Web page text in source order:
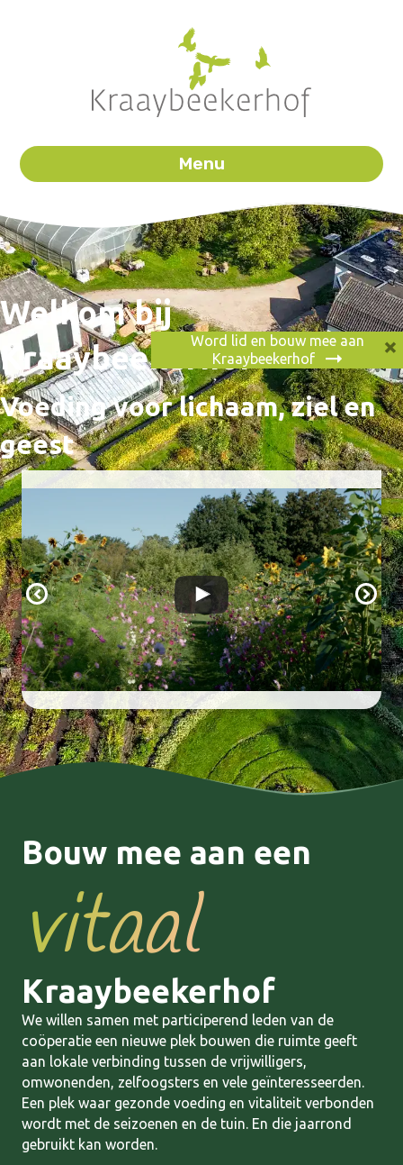
Menu
Welkom bij
Kraaybeekerhof
Voeding voor lichaam, ziel en
geest
Bouw mee aan een
vitaal
Kraaybeekerhof
We willen samen met participerend leden van de
coöperatie een nieuwe plek bouwen die ruimte geeft
aan lokale verbinding tussen de vrijwilligers,
omwonenden, zelfoogsters en vele geïnteresseerden.
Een plek waar gezonde voeding en vitaliteit verbonden
wordt met de seizoenen en de tuin. En die jaarrond
gebruikt kan worden.
Word lid en bouw mee aan
Kraaybeekerhof
×